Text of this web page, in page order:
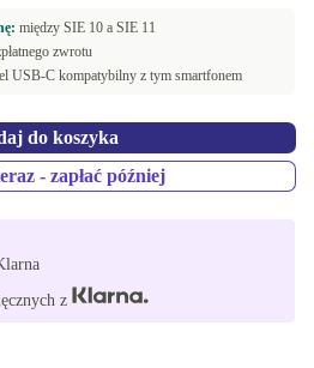
między SIE 10 a SIE 11
zwrotu
USB-C kompatybilny z tym smartfonem
do koszyka
- zapłać później
z